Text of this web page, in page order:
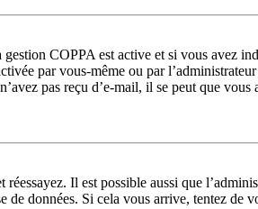
COPPA est active et si vous avez
par vous-même ou par
pas reçu d’e-mail, il se peut que
Il est possible aussi que
données. Si cela vous arrive, tentez de